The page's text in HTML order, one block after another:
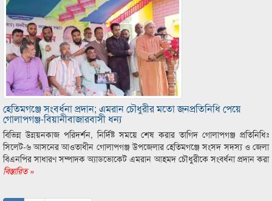
হেতিমগঞ্জে সংবর্ধনা প্রদান; এমরান চৌধুরীর মতো জনপ্রতিনিধি পেয়ে
গোলাপগঞ্জ-বিয়ানীবাজারবাসী ধন্য
বিভিন্ন উন্নয়নকাজ পরিদর্শন, নির্দিষ্ট সময়ে শেষ করার তাগিদ গোলাপগঞ্জ প্রতিনিধিঃ
সিলেট-৬ আসনের আওতাধীন গোলাপগঞ্জ উপজেলার হেতিমগঞ্জে সংসদ সদস্য ও জেলা
বিএনপির সাধারণ সম্পাদক অ্যাডভোকেট এমরান আহমদ চৌধুরীকে সংবর্ধনা প্রদান করা
বিস্তারিত »